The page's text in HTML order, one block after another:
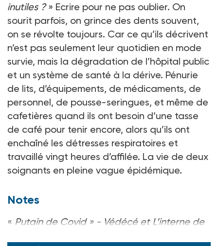
inutiles ?» Ecrire pour ne pas oublier. On
sourit parfois, on grince des dents souvent,
on se révolte toujours. Car ce qu’ils décrivent
n’est pas seulement leur quotidien en mode
survie, mais la dégradation de l’hôpital public
et un système de santé à la dérive. Pénurie
de lits, d’équi­pements, de médicaments, de
personnel, de pousse-seringues, et même de
cafetières quand ils ont besoin d’une tasse
de café pour tenir encore, alors qu’ils ont
enchaîné les détresses respiratoires et
travaillé vingt heures d’affilée. La vie de deux
soignants en pleine vague épidémique.
Notes
« Putain de Covid » - Védécé et L’interne de